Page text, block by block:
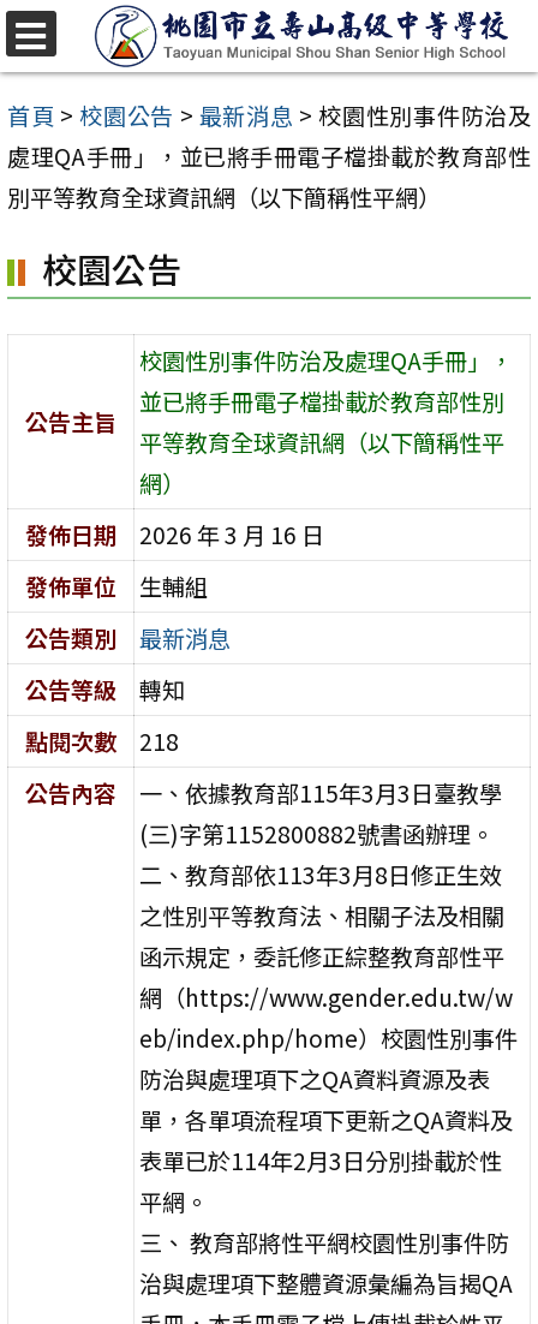
跳
至
主
要
內
區
首頁 > 校園公告 > 最新消息 > 校園性別事件防治及
處理QA手冊」，並已將手冊電子檔掛載於教育部性
別平等教育全球資訊網（以下簡稱性平網）
校園公告
公告主旨
校園性別事件防治及處理QA手冊」，
並已將手冊電子檔掛載於教育部性別
平等教育全球資訊網（以下簡稱性平
網）
發佈日期
2026 年 3 月 16 日
發佈單位
生輔組
公告類別
最新消息
公告等級
轉知
點閱次數
218
公告內容
一、依據教育部115年3月3日臺教學
(三)字第1152800882號書函辦理。
二、教育部依113年3月8日修正生效
之性別平等教育法、相關子法及相關
函示規定，委託修正綜整教育部性平
網（https://www.gender.edu.tw/w
eb/index.php/home）校園性別事件
防治與處理項下之QA資料資源及表
單，各單項流程項下更新之QA資料及
表單已於114年2月3日分別掛載於性
平網。
三、 教育部將性平網校園性別事件防
治與處理項下整體資源彙編為旨揭QA
選
單